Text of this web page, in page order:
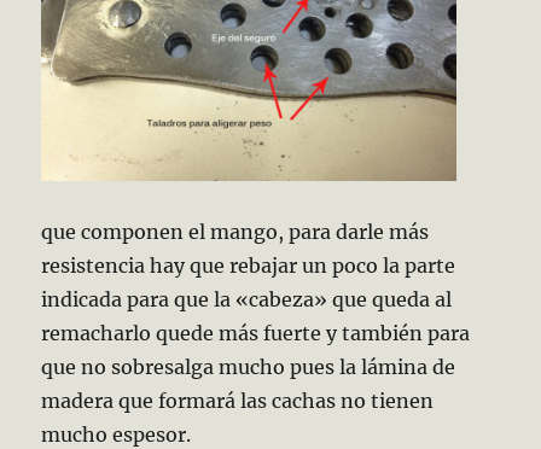
que componen el mango, para darle más
resistencia hay que rebajar un poco la parte
indicada para que la «cabeza» que queda al
remacharlo quede más fuerte y también para
que no sobresalga mucho pues la lámina de
madera que formará las cachas no tienen
mucho espesor.